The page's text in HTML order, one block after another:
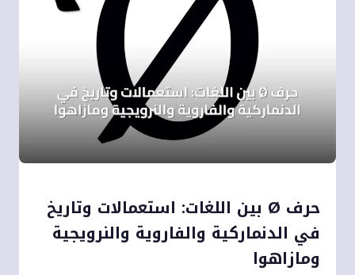
حرف Ø بين اللغات: استعمالات وتاريخ
في الدنماركية والفاروية والنرويجية
ومازاهوا